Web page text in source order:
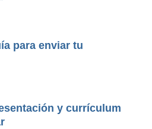
para enviar tu
y currículum